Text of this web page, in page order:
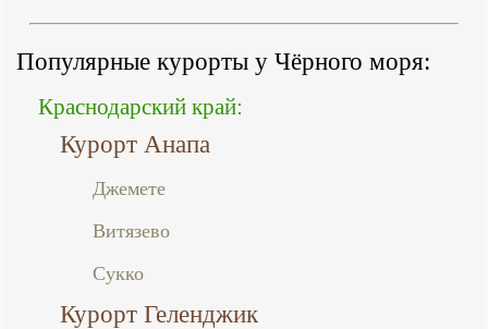
Популярные курорты у Чёрного моря:
Краснодарский край:
Курорт Анапа
Джемете
Витязево
Сукко
Курорт Геленджик